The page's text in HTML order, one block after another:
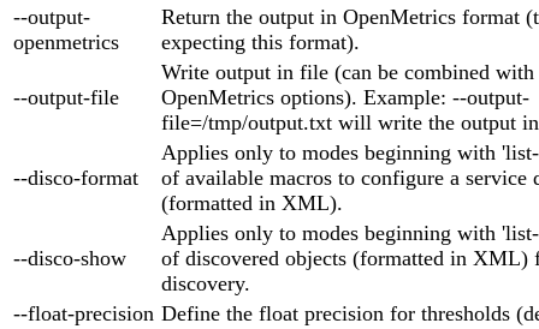
--output-
openmetrics
Return the output in OpenMetrics format
expecting this format).
--output-file
Write output in file (can be combined
OpenMetrics options). Example: --output-
file=/tmp/output.txt will write the output
--disco-format
Applies only to modes beginning with
of available macros to configure a service
(formatted in XML).
--disco-show
Applies only to modes beginning with
of discovered objects (formatted in XML)
discovery.
--float-precision Define the float precision for thresholds